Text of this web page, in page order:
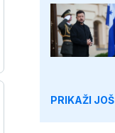
PRIKAŽI JOŠ